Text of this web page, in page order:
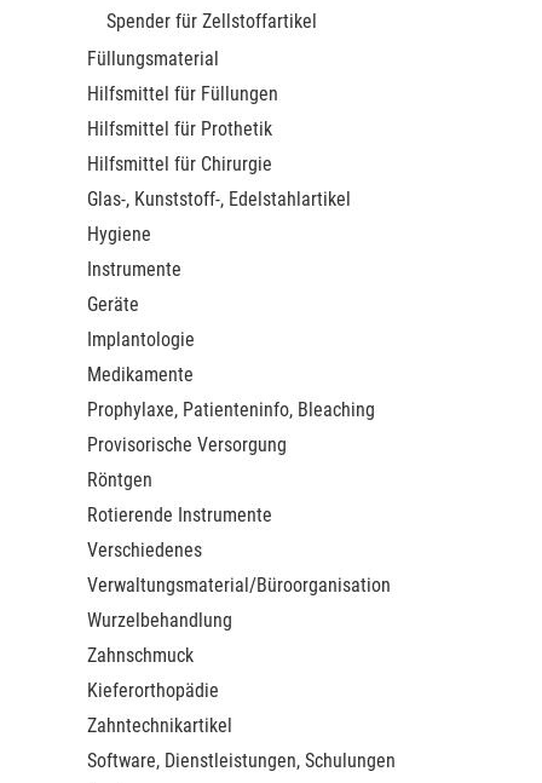
Spender für Zellstoffartikel
Füllungsmaterial
Hilfsmittel für Füllungen
Hilfsmittel für Prothetik
Hilfsmittel für Chirurgie
Glas-, Kunststoff-, Edelstahlartikel
Hygiene
Instrumente
Geräte
Implantologie
Medikamente
Prophylaxe, Patienteninfo, Bleaching
Provisorische Versorgung
Röntgen
Rotierende Instrumente
Verschiedenes
Verwaltungsmaterial/Büroorganisation
Wurzelbehandlung
Zahnschmuck
Kieferorthopädie
Zahntechnikartikel
Software, Dienstleistungen, Schulungen